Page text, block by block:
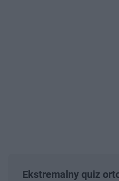
Ekstremalny quiz